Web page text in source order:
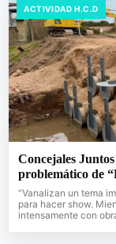
ACTIVIDAD H.C.D
Concejales
problemático de
“Vanalizan un tema
para hacer show.
intensamente con